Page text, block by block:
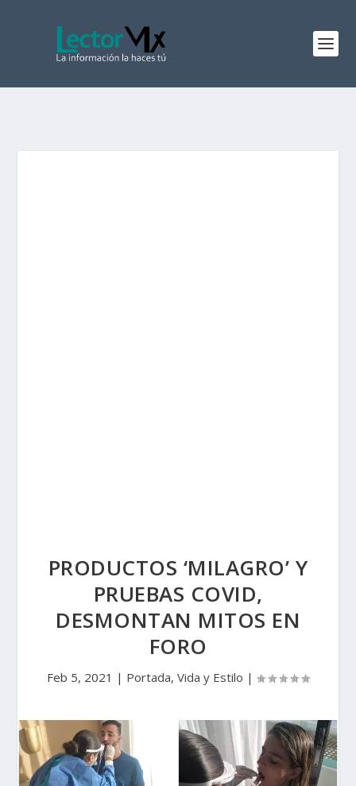
PRODUCTOS ‘MILAGRO’ Y
PRUEBAS COVID,
DESMONTAN MITOS EN
FORO
Feb 5, 2021 | Portada, Vida y Estilo |